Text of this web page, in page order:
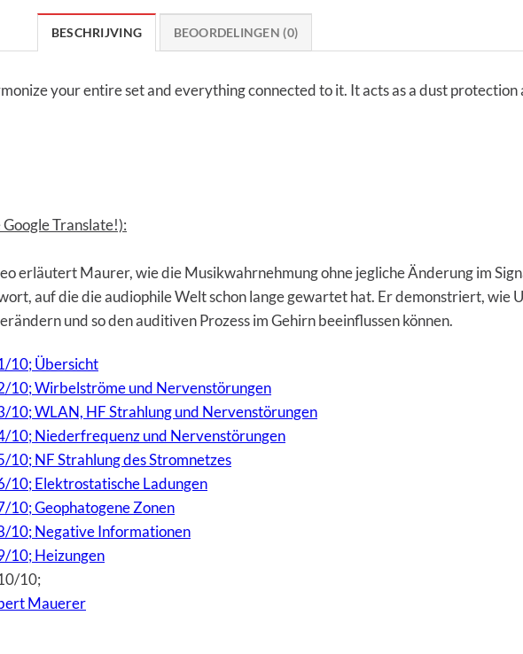
BESCHRIJVING BEOORDELINGEN (0)
your entire set and everything connected to it. It acts as a dust protection
Translate!):
erläutert Maurer, wie die Musikwahrnehmung ohne jegliche Änderung im
auf die die audiophile Welt schon lange gewartet hat. Er demonstriert, wie
und so den auditiven Prozess im Gehirn beeinflussen können.
10; Übersicht
10; Wirbelströme und Nervenstörungen
10; WLAN, HF Strahlung und Nervenstörungen
10; Niederfrequenz und Nervenstörungen
10; NF Strahlung des Stromnetzes
10; Elektrostatische Ladungen
10; Geophatogene Zonen
10; Negative Informationen
10; Heizungen
10;
Mauerer